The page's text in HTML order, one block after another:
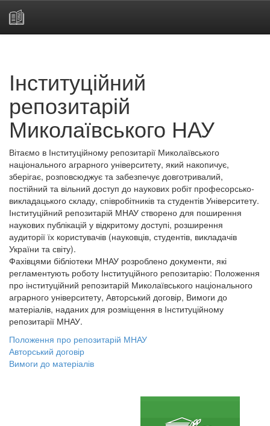
Інституційний
репозитарій
Миколаївського НАУ
Вітаємо в Інституційному репозитарії Миколаївського
національного аграрного університету, який накопичує,
зберігає, розповсюджує та забезпечує довготривалий,
постійний та вільний доступ до наукових робіт професорсько-
викладацького складу, співробітників та студентів Університету.
Інституційний репозитарій МНАУ створено для поширення
наукових публікацій у відкритому доступі, розширення
аудиторії їх користувачів (науковців, студентів, викладачів
України та світу).
Фахівцями бібліотеки МНАУ розроблено документи, які
регламентують роботу Інституційного репозитарію: Положення
про інституційний репозитарій Миколаївського національного
аграрного університету, Авторський договір, Вимоги до
матеріалів, наданих для розміщення в Інституційному
репозитарії МНАУ.
Положення про репозитарій МНАУ
Авторський договір
Вимоги до матеріалів